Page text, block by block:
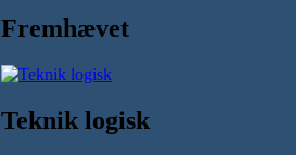
Fremhævet
Teknik logisk